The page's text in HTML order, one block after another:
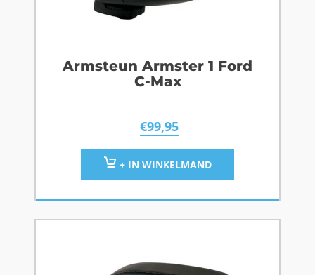
Armsteun Armster 1 Ford
C-Max
€99,95
+ IN WINKELMAND